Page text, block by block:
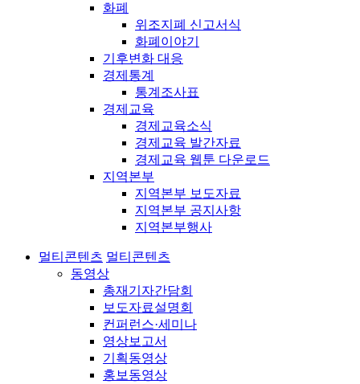
화폐
위조지폐 신고서식
화폐이야기
기후변화 대응
경제통계
통계조사표
경제교육
경제교육소식
경제교육 발간자료
경제교육 웹툰 다운로드
지역본부
지역본부 보도자료
지역본부 공지사항
지역본부행사
멀티콘텐츠 멀티콘텐츠
동영상
총재기자간담회
보도자료설명회
컨퍼런스·세미나
영상보고서
기획동영상
홍보동영상